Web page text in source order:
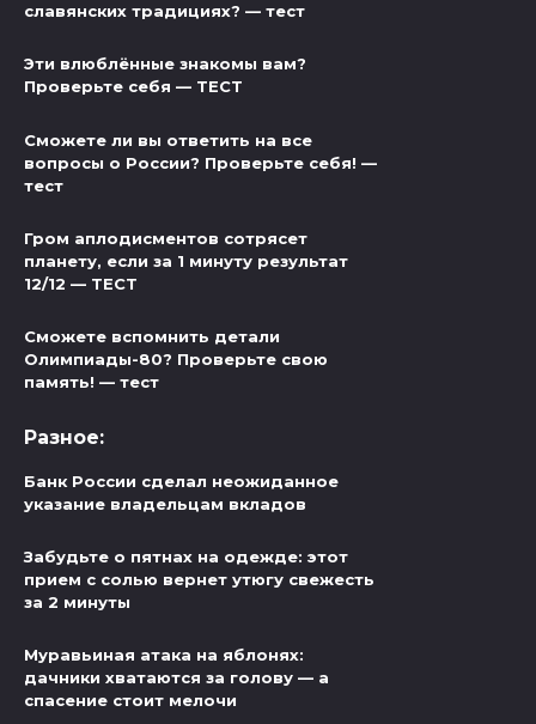
славянских традициях? — тест
Эти влюблённые знакомы вам?
Проверьте себя — ТЕСТ
Сможете ли вы ответить на все
вопросы о России? Проверьте себя! —
тест
Гром аплодисментов сотрясет
планету, если за 1 минуту результат
12/12 — ТЕСТ
Сможете вспомнить детали
Олимпиады-80? Проверьте свою
память! — тест
Разное:
Банк России сделал неожиданное
указание владельцам вкладов
Забудьте о пятнах на одежде: этот
прием с солью вернет утюгу свежесть
за 2 минуты
Муравьиная атака на яблонях:
дачники хватаются за голову — а
спасение стоит мелочи